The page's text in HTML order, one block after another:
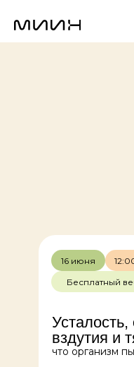
16 июня
Бесплатный
вздутия и
что организм